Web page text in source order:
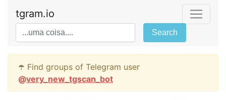
tgram.io
Search
☂️ Find groups of Telegram user
@very_new_tgscan_bot